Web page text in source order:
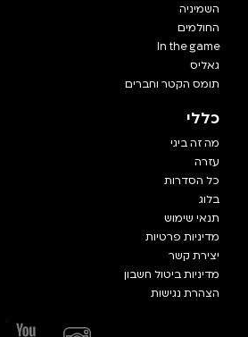
השמיניה
החולמים
In the game
גאליס
תומס הקטר וחברים
כללי
מה זה ביגי
עזרה
כל הסדרות
בלוג
תנאי שימוש
מדיניות פרטיות
יצירת קשר
מדיניות ביטול חשבון
הצהרת נגישות